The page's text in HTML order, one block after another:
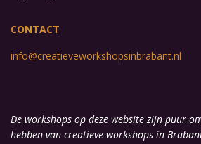
CONTACT
info@creatieveworkshopsinbrabant.nl
De workshops op deze website zijn puur
hebben van creatieve workshops in